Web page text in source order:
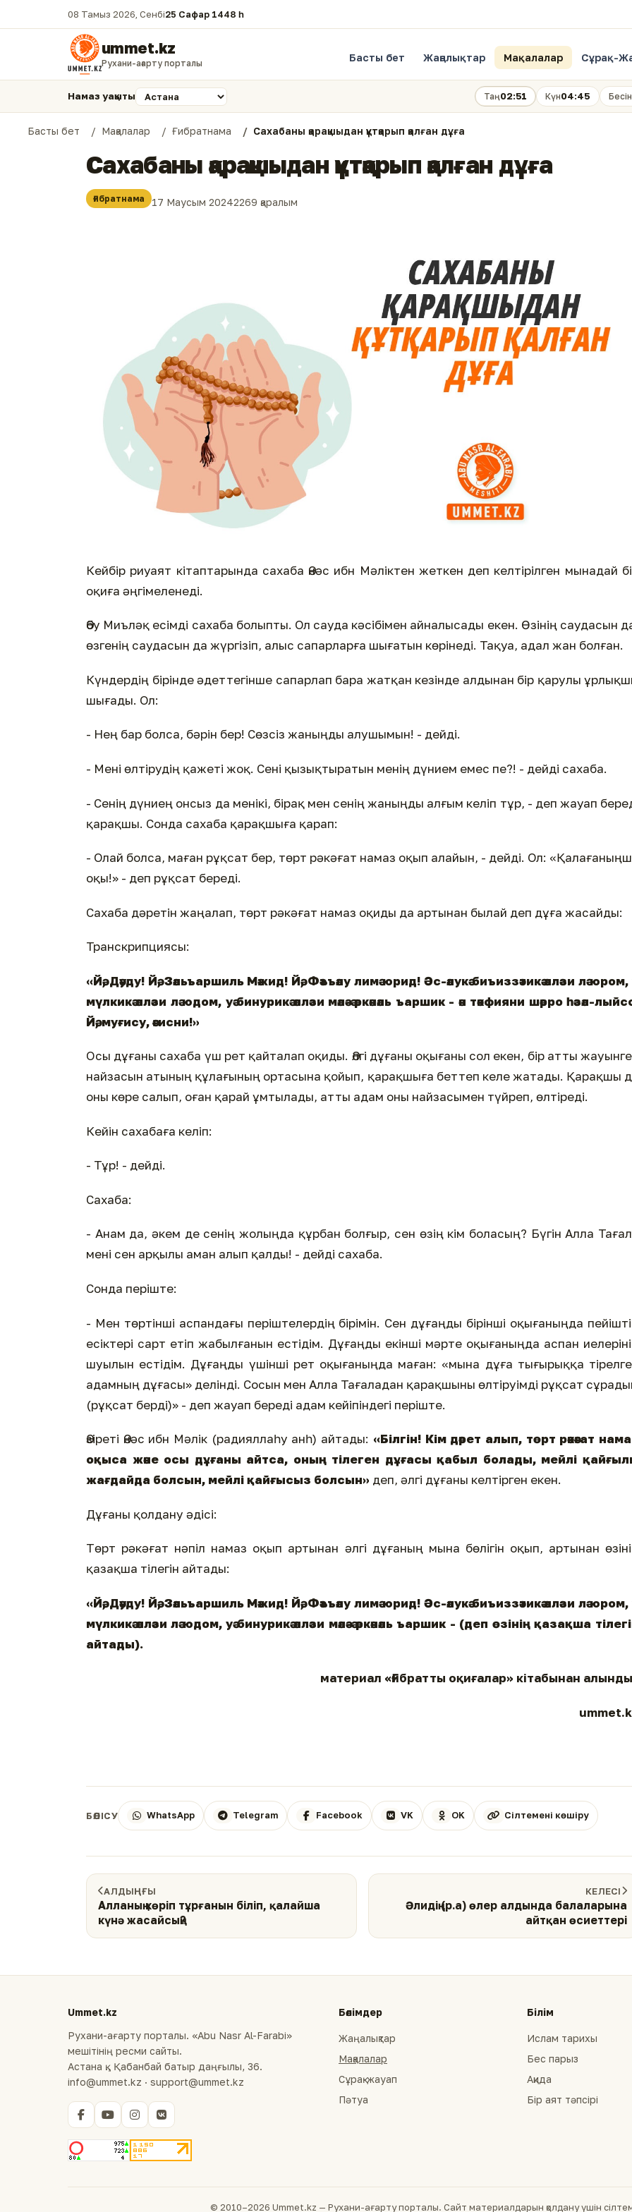
08 Тамыз 2026, Сенбі25 Сафар 1448 һ.
ummet.kz
Рухани-ағарту порталы Басты бет Жаңалықтар Мақалалар Сұрақ-
Намаз уақыты Таң02:51 Күн04:45 Бесін
Басты бет Мақалалар Ғибратнама Сахабаны қарақшыдан құтқарып қалған дұға
Сахабаны қарақшыдан құтқарып қалған дұға
Ғибратнама 17 Маусым 20242269 қаралым
Кейбір риуаят кітаптарында сахаба Әнәс ибн Мәліктен жеткен деп келтірілген мынадай
оқиға әңгімеленеді.
Әбу Миъләқ есімді сахаба болыпты. Ол сауда кәсібімен айналысады екен. Өзінің саудасын
өзгенің саудасын да жүргізіп, алыс сапарларға шығатын көрінеді. Тақуа, адал жан болған.
Күндердің бірінде әдеттегінше сапарлап бара жатқан кезінде алдынан бір қарулы
шығады. Ол:
- Нең бар болса, бәрін бер! Сөзсіз жаныңды алушымын! - дейді.
- Мені өлтірудің қажеті жоқ. Сені қызықтыратын менің дүнием емес пе?! - дейді сахаба.
- Сенің дүниең онсыз да менікі, бірақ мен сенің жаныңды алғым келіп тұр, - деп жауап
қарақшы. Сонда сахаба қарақшыға қарап:
- Олай болса, маған рұқсат бер, төрт рәкәғат намаз оқып алайын, - дейді. Ол:
оқы!» - деп рұқсат береді.
Сахаба дәретін жаңалап, төрт рәкәғат намаз оқиды да артынан былай деп дұға жасайды:
Транскрипциясы:
«Йә, Дәуду! Йә, Зәльъаршиль Мәжид! Йә, Фәъъәлу лимә юрид! Әс-әлукә биъиззәтикә әлләзи лә юром,
мүлкикә әлләзи лә юдом, уә бинурикә әлләзи мәлә-ә әркәнәль ъаршик - ән тәкфияни шәрро һәзәл-
Йә, муғису, әғисни!»
Осы дұғаны сахаба үш рет қайталап оқиды. Әлгі дұғаны оқығаны сол екен, бір атты
найзасын атының құлағының ортасына қойып, қарақшыға беттеп келе жатады. Қарақшы
оны көре салып, оған қарай ұмтылады, атты адам оны найзасымен түйреп, өлтіреді.
Кейін сахабаға келіп:
- Тұр! - дейді.
Сахаба:
- Анам да, әкем де сенің жолыңда құрбан болғыр, сен өзің кім боласың? Бүгін Алла
мені сен арқылы аман алып қалды! - дейді сахаба.
Сонда періште:
- Мен төртінші аспандағы періштелердің бірімін. Сен дұғаңды бірінші оқығаныңда
есіктері сарт етіп жабылғанын естідім. Дұғаңды екінші мәрте оқығаныңда аспан
шуылын естідім. Дұғаңды үшінші рет оқығаныңда маған: «мына дұға тығырыққа
адамның дұғасы» делінді. Сосын мен Алла Тағаладан қарақшыны өлтіруімді рұқсат
(рұқсат берді)» - деп жауап береді адам кейіпіндегі періште.
Әзіреті Әнәс ибн Мәлік (радияллаһу анһ) айтады: «Білгін! Кім дәрет алып, төрт рәкәғат
оқыса және осы дұғаны айтса, оның тілеген дұғасы қабыл болады, мейлі
жағдайда болсын, мейлі қайғысыз болсын» деп, әлгі дұғаны келтірген екен.
Дұғаны қолдану әдісі:
Төрт рәкәғат нәпіл намаз оқып артынан әлгі дұғаның мына бөлігін оқып, артынан
қазақша тілегін айтады:
«Йә, Дәуду! Йә, Зәльъаршиль Мәжид! Йә, Фәъъәлу лимә юрид! Әс-әлукә биъиззәтикә әлләзи лә юром,
мүлкикә әлләзи лә юдом, уә бинурикә әлләзи мәлә-ә әркәнәль ъаршик - (деп өзінің қазақша
айтады).
материал «Ғибратты оқиғалар» кітабынан
БӨЛІСУ WhatsApp Telegram Facebook VK OK Сілтемені көшіру
АЛДЫҢҒЫ
Алланың көріп тұрғанын біліп, қалайша
күнә жасайсың?
КЕЛЕСІ
Әлидің (р.а) өлер алдында балаларына
айтқан өсиеттері
Ummet.kz
Рухани-ағарту порталы. «Abu Nasr Al-Farabi»
мешітінің ресми сайты.
Астана қ., Қабанбай батыр даңғылы, 36.
info@ummet.kz · support@ummet.kz
Бөлімдер
Жаңалықтар
Мақалалар
Сұрақ-жауап
Пәтуа
Білім
Ислам тарихы
Бес парыз
Ақида
Бір аят тәпсірі
© 2010–2026 Ummet.kz — Рухани-ағарту порталы. Сайт материалдарын қолдану үшін